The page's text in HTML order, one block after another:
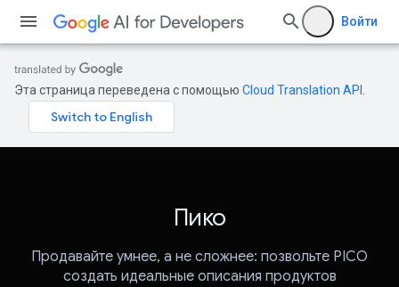
Войти
Эта страница переведена с помощью Cloud Translation API
Пико
Продавайте умнее, а не сложнее: позвольте PICO
создать идеальные описания продуктов